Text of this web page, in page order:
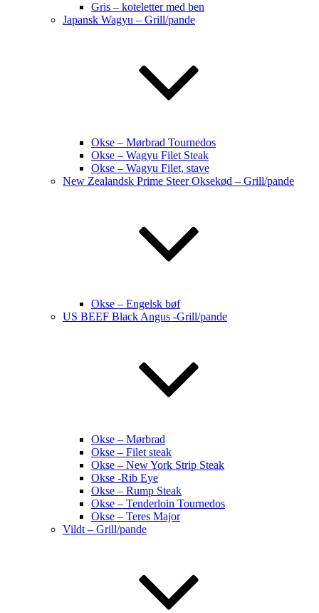
Gris – koteletter med ben
Japansk Wagyu – Grill/pande
Okse – Mørbrad Tournedos
Okse – Wagyu Filet Steak
Okse – Wagyu Filet, stave
New Zealandsk Prime Steer Oksekød – Grill/pande
Okse – Engelsk bøf
US BEEF Black Angus -Grill/pande
Okse – Mørbrad
Okse – Filet steak
Okse – New York Strip Steak
Okse -Rib Eye
Okse – Rump Steak
Okse – Tenderloin Tournedos
Okse – Teres Major
Vildt – Grill/pande